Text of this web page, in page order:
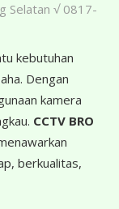
Selatan √ 0817-
kebutuhan
Dengan
kamera
CCTV BRO
berkualitas,